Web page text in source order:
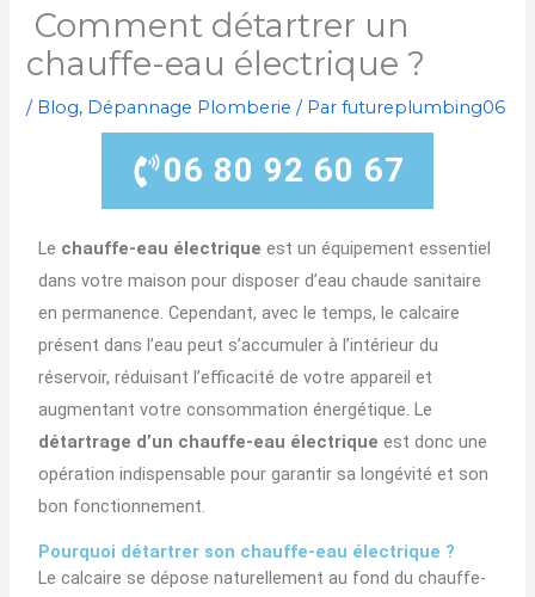
Comment détartrer un
chauffe-eau électrique ?
/ Blog, Dépannage Plomberie / Parfutureplumbing06
06 80 92 60 67
Le chauffe-eau électrique est un équipement essentiel
dans votre maison pour disposer d’eau chaude sanitaire
en permanence. Cependant, avec le temps, le calcaire
présent dans l’eau peut s’accumuler à l’intérieur du
réservoir, réduisant l’efficacité de votre appareil et
augmentant votre consommation énergétique. Le
détartrage d’un chauffe-eau électrique est donc une
opération indispensable pour garantir sa longévité et son
bon fonctionnement.
Pourquoi détartrer son chauffe-eau électrique ?
Le calcaire se dépose naturellement au fond du chauffe-